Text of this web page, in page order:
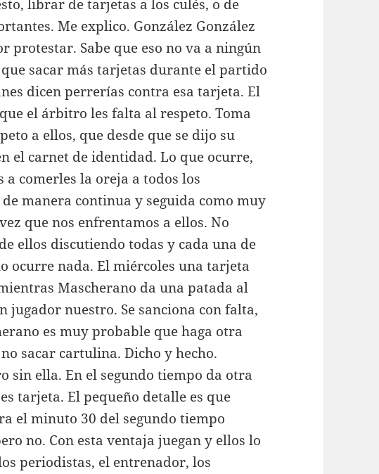
librar de tarjetas a los culés, o de
Me explico. González González
protestar. Sabe que eso no va a ningún
sacar más tarjetas durante el partido
dicen perrerías contra esa tarjeta. El
el árbitro les falta al respeto. Toma
a ellos, que desde que se dijo su
el carnet de identidad. Lo que ocurre,
a comerles la oreja a todos los
manera continua y seguida como muy
que nos enfrentamos a ellos. No
ellos discutiendo todas y cada una de
ocurre nada. El miércoles una tarjeta
Mascherano da una patada al
nuestro. Se sanciona con falta,
es muy probable que haga otra
sacar cartulina. Dicho y hecho.
sin ella. En el segundo tiempo da otra
tarjeta. El pequeño detalle es que
el minuto 30 del segundo tiempo
no. Con esta ventaja juegan y ellos lo
periodistas, el entrenador, los